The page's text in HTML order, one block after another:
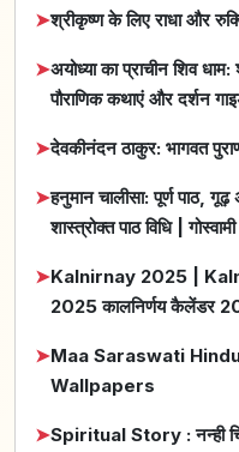
➤श्रीकृष्ण के लिए राधा और
➤अयोध्या का प्राचीन शिव धाम:
पौराणिक कथाएं और दर्शन
➤देवकीनंदन ठाकुर: भागवत
➤हनुमान चालीसा: पूर्ण पाठ,
शास्त्रोक्त पाठ विधि |
➤Kalnirnay 2025 |
2025 कालनिर्णय कैलेंडर
➤Maa Saraswati
Wallpapers
➤Spiritual Story : नन्ही